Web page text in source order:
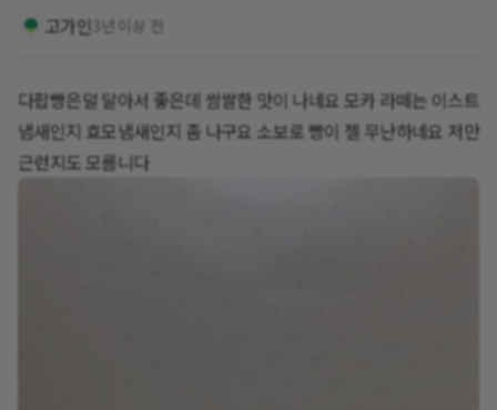
고가인 3년 이상 전
다팝빵은덜 달아서 좋은데 쌈쌀한 맛이 나네요 모카 라떼는 이스트
냄새인지 효모냄새인지 좀 나구요 소보로 빵이 젤 무난하네요 저만
근런지도 모름니다